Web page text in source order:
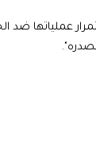
عملياتها ضد